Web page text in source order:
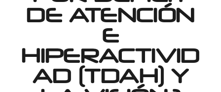
DE ATENCIÓN
E
HIPERACTIVID
AD (TDAH) Y